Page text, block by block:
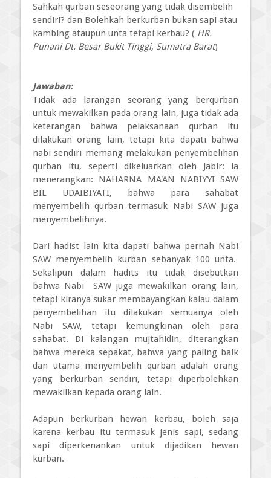
Sahkah qurban seseorang yang tidak disembelih
sendiri? dan Bolehkah berkurban bukan sapi atau
kambing ataupun unta tetapi kerbau? ( HR.
Punani Dt. Besar Bukit Tinggi, Sumatra Barat)
Jawaban:
Tidak ada larangan seorang yang berqurban
untuk mewakilkan pada orang lain, juga tidak ada
keterangan bahwa pelaksanaan qurban itu
dilakukan orang lain, tetapi kita dapati bahwa
nabi sendiri memang melakukan penyembelihan
qurban itu, seperti dikeluarkan oleh Jabir: ia
menerangkan: NAHARNA MA'AN NABIYYI SAW
BIL UDAIBIYATI, bahwa para sahabat
menyembelih qurban termasuk Nabi SAW juga
menyembelihnya.
Dari hadist lain kita dapati bahwa pernah Nabi
SAW menyembelih kurban sebanyak 100 unta.
Sekalipun dalam hadits itu tidak disebutkan
bahwa Nabi SAW juga mewakilkan orang lain,
tetapi kiranya sukar membayangkan kalau dalam
penyembelihan itu dilakukan semuanya oleh
Nabi SAW, tetapi kemungkinan oleh para
sahabat. Di kalangan mujtahidin, diterangkan
bahwa mereka sepakat, bahwa yang paling baik
dan utama menyembelih qurban adalah orang
yang berkurban sendiri, tetapi diperbolehkan
mewakilkan kepada orang lain.
Adapun berkurban hewan kerbau, boleh saja
karena kerbau itu termasuk jenis sapi, sedang
sapi diperkenankan untuk dijadikan hewan
kurban.